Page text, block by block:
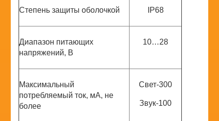
Степень защиты оболочкой IP68
Диапазон питающих
напряжений, В
10…28
Максимальный
потребляемый ток, мА, не
более
Свет-300
Звук-100